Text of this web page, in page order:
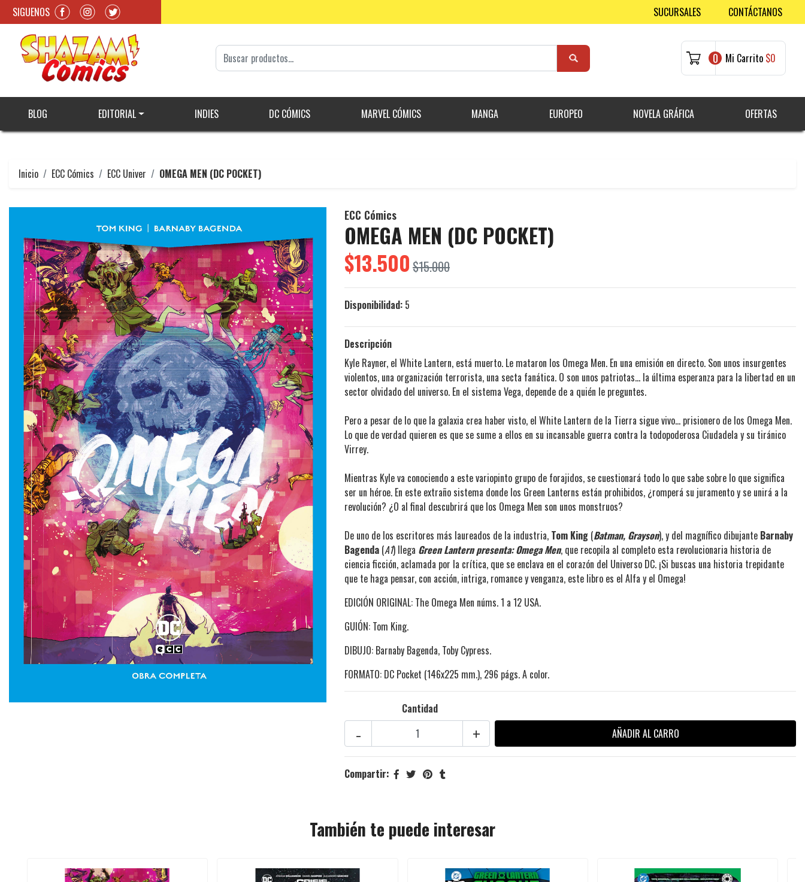
SIGUENOS SUCURSALES CONTÁCTANOS
0 Mi Carrito $0
BLOG EDITORIAL INDIES DC CÓMICS MARVEL CÓMICS MANGA EUROPEO NOVELA GRÁFICA OFERTAS
Inicio ECC Cómics ECC Univer OMEGA MEN (DC POCKET)
ECC Cómics
OMEGA MEN (DC POCKET)
$13.500 $15.000
Disponibilidad: 5
Descripción
Kyle Rayner, el White Lantern, está muerto. Le mataron los Omega Men. En una emisión en directo. Son unos insurgentes
violentos, una organización terrorista, una secta fanática. O son unos patriotas... la última esperanza para la libertad en un
sector olvidado del universo. En el sistema Vega, depende de a quién le preguntes.
Pero a pesar de lo que la galaxia crea haber visto, el White Lantern de la Tierra sigue vivo... prisionero de los Omega Men.
Lo que de verdad quieren es que se sume a ellos en su incansable guerra contra la todopoderosa Ciudadela y su tiránico
Virrey.
Mientras Kyle va conociendo a este variopinto grupo de forajidos, se cuestionará todo lo que sabe sobre lo que significa
ser un héroe. En este extraño sistema donde los Green Lanterns están prohibidos, ¿romperá su juramento y se unirá a la
revolución? ¿O al final descubrirá que los Omega Men son unos monstruos?
De uno de los escritores más laureados de la industria, Tom King (Batman, Grayson), y del magnífico dibujante Barnaby
Bagenda (A1) llega Green Lantern presenta: Omega Men, que recopila al completo esta revolucionaria historia de
ciencia ficción, aclamada por la crítica, que se enclava en el corazón del Universo DC. ¡Si buscas una historia trepidante
que te haga pensar, con acción, intriga, romance y venganza, este libro es el Alfa y el Omega!
EDICIÓN ORIGINAL: The Omega Men núms. 1 a 12 USA.
GUIÓN: Tom King.
DIBUJO: Barnaby Bagenda, Toby Cypress.
FORMATO: DC Pocket (146x225 mm.), 296 págs. A color.
Cantidad
+
-
Compartir:
También te puede interesar